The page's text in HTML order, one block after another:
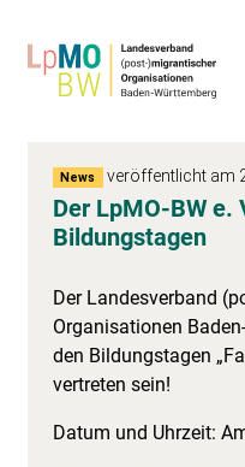
News veröffentlicht am
Der LpMO-BW e.
Bildungstagen
Der Landesverband
Organisationen
den Bildungstagen
vertreten sein!
Datum und Uhrzeit: